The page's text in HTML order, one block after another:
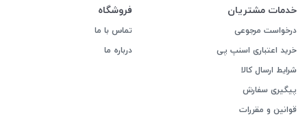
خدمات مشتریان
درخواست مرجوعی
خرید اعتباری اسنپ پی
شرایط ارسال کالا
پیگیری سفارش
قوانین و مقررات
فروشگاه
تماس با ما
درباره ما